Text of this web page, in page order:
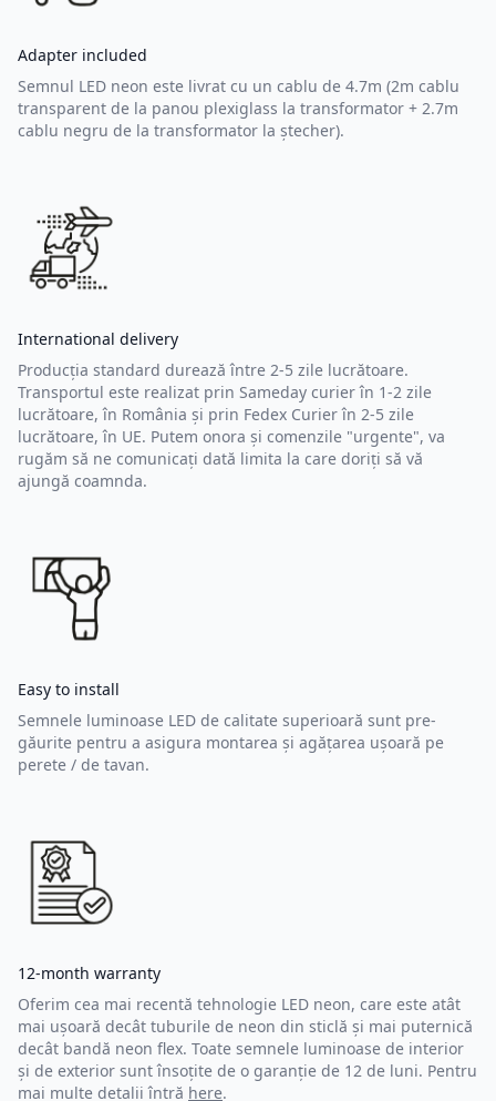
Adapter included
Semnul LED neon este livrat cu un cablu de 4.7m (2m cablu
transparent de la panou plexiglass la transformator + 2.7m
cablu negru de la transformator la ștecher).
International delivery
Producția standard durează între 2-5 zile lucrătoare.
Transportul este realizat prin Sameday curier în 1-2 zile
lucrătoare, în România și prin Fedex Curier în 2-5 zile
lucrătoare, în UE. Putem onora și comenzile "urgente", va
rugăm să ne comunicați dată limita la care doriți să vă
ajungă coamnda.
Easy to install
Semnele luminoase LED de calitate superioară sunt pre-
găurite pentru a asigura montarea și agățarea ușoară pe
perete / de tavan.
12-month warranty
Oferim cea mai recentă tehnologie LED neon, care este atât
mai ușoară decât tuburile de neon din sticlă și mai puternică
decât bandă neon flex. Toate semnele luminoase de interior
și de exterior sunt însoțite de o garanție de 12 de luni. Pentru
mai multe detalii întră here.